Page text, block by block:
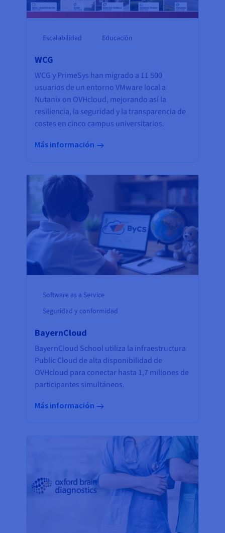
Escalabilidad Educación
WCG
WCG y PrimeSys han migrado a 11 500
usuarios de un entorno VMware local a
Nutanix on OVHcloud, mejorando así la
resiliencia, la seguridad y la transparencia de
costes en cinco campus universitarios.
Más información
Software as a Service
Seguridad y conformidad
BayernCloud
BayernCloud School utiliza la infraestructura
Public Cloud de alta disponibilidad de
OVHcloud para conectar hasta 1,7 millones de
participantes simultáneos.
Más información